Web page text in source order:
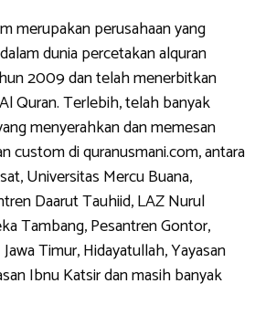
merupakan perusahaan yang
dunia percetakan alquran
2009 dan telah menerbitkan
Quran. Terlebih, telah banyak
menyerahkan dan memesan
custom di quranusmani.com, antara
Universitas Mercu Buana,
Daarut Tauhiid, LAZ Nurul
Tambang, Pesantren Gontor,
Timur, Hidayatullah, Yayasan
Ibnu Katsir dan masih banyak